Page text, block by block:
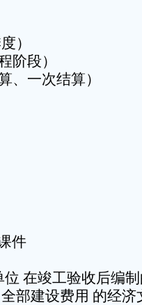
）
阶段）
、一次结算）
件
在竣工验收后编
部建设费用 的经济